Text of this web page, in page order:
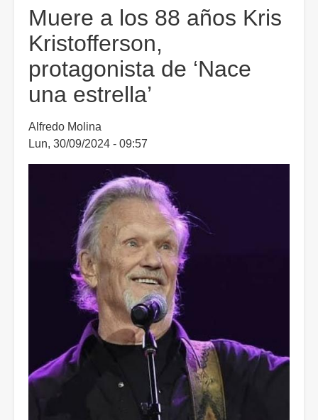
Muere a los 88 años Kris
Kristofferson,
protagonista de ‘Nace
una estrella’
Alfredo Molina
Lun, 30/09/2024 - 09:57